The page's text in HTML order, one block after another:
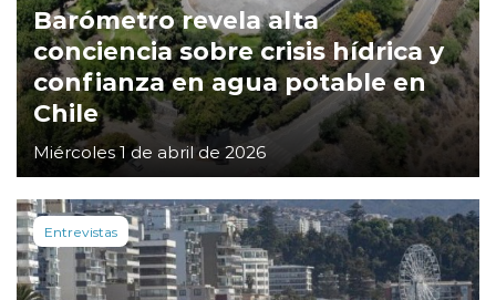
Barómetro revela alta
conciencia sobre crisis hídrica y
confianza en agua potable en
Chile
Miércoles 1 de abril de 2026
Entrevistas